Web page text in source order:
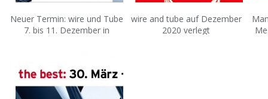
Neuer Termin: wire und Tube
7. bis 11. Dezember in
wire and tube auf Dezember
2020 verlegt